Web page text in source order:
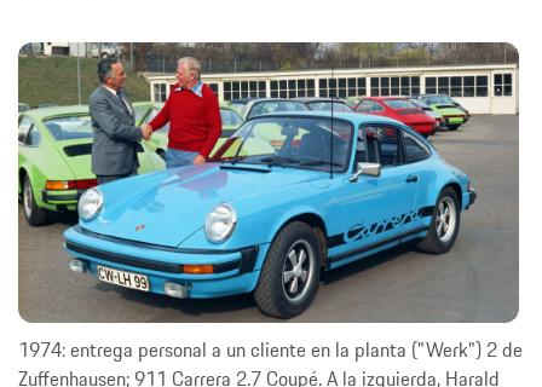
1974: entrega personal a un cliente en la planta ("Werk") 2 de
Zuffenhausen; 911 Carrera 2.7 Coupé. A la izquierda, Harald